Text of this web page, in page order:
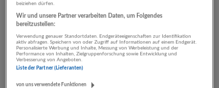
37 Jobs online
beiziehen dürfen.
Wir und unsere Partner verarbeiten Daten, um Folgendes
bereitzustellen:
Verwendung genauer Standortdaten. Endgeräteeigenschaften zur Identifikation
aktiv abfragen. Speichern von oder Zugriff auf Informationen auf einem Endgerät.
Personalisierte Werbung und Inhalte, Messung von Werbeleistung und der
Performance von Inhalten, Zielgruppenforschung sowie Entwicklung und
Verbesserung von Angeboten.
Liste der Partner (Lieferanten)
von uns verwendete Funktionen